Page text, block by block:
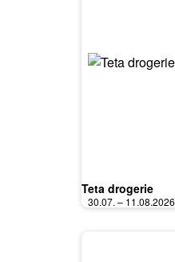
Teta drogerie
30.07. – 11.08.2026